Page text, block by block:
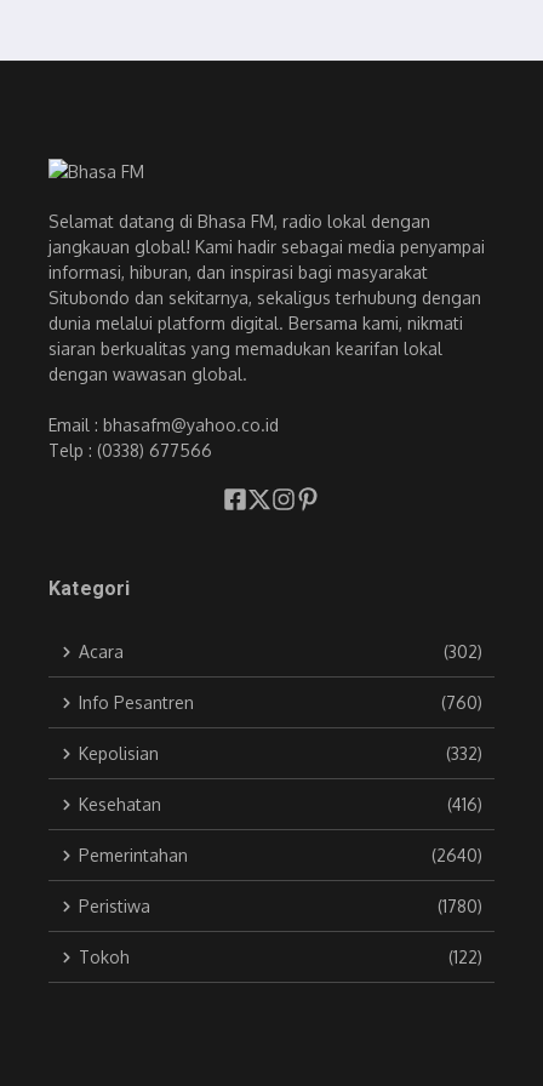
Selamat datang di Bhasa FM, radio lokal dengan
jangkauan global! Kami hadir sebagai media penyampai
informasi, hiburan, dan inspirasi bagi masyarakat
Situbondo dan sekitarnya, sekaligus terhubung dengan
dunia melalui platform digital. Bersama kami, nikmati
siaran berkualitas yang memadukan kearifan lokal
dengan wawasan global.
Email : bhasafm@yahoo.co.id
Telp : (0338) 677566
Kategori
Acara (302)
Info Pesantren (760)
Kepolisian (332)
Kesehatan (416)
Pemerintahan (2640)
Peristiwa (1780)
Tokoh (122)